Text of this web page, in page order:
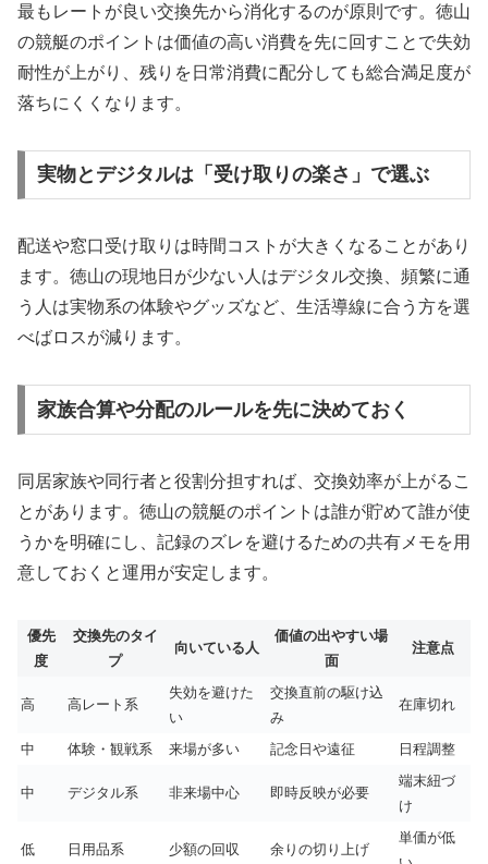
最もレートが良い交換先から消化するのが原則です。徳山
の競艇のポイントは価値の高い消費を先に回すことで失効
耐性が上がり、残りを日常消費に配分しても総合満足度が
落ちにくくなります。
実物とデジタルは「受け取りの楽さ」で選ぶ
配送や窓口受け取りは時間コストが大きくなることがあり
ます。徳山の現地日が少ない人はデジタル交換、頻繁に通
う人は実物系の体験やグッズなど、生活導線に合う方を選
べばロスが減ります。
家族合算や分配のルールを先に決めておく
同居家族や同行者と役割分担すれば、交換効率が上がるこ
とがあります。徳山の競艇のポイントは誰が貯めて誰が使
うかを明確にし、記録のズレを避けるための共有メモを用
意しておくと運用が安定します。
優先
度
交換先のタイ
プ
向いている人
価値の出やすい場
面
注意点
高 高レート系
失効を避けた
い
交換直前の駆け込
み
在庫切れ
中 体験・観戦系 来場が多い 記念日や遠征 日程調整
中 デジタル系 非来場中心 即時反映が必要
端末紐づ
け
低 日用品系 少額の回収 余りの切り上げ
単価が低